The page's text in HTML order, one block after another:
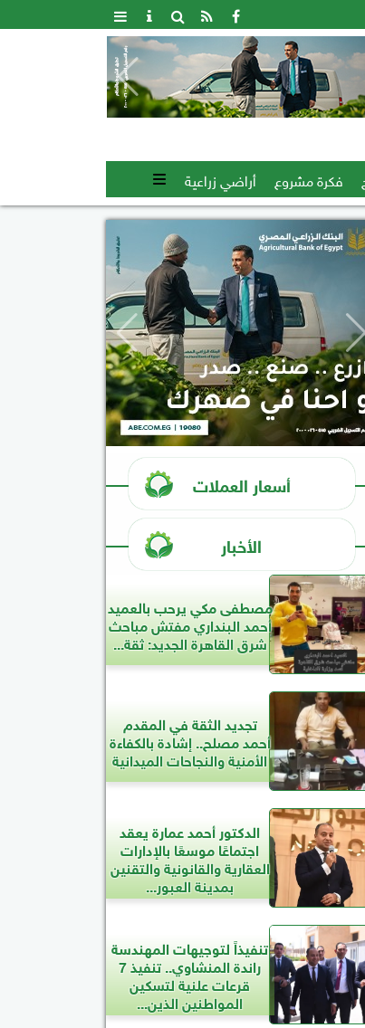
فكرة مشروع أراضي زراعية
أسعار العملات
الأخبار
مصطفى مكي يرحب بالعميد
أحمد البنداري مفتش مباحث
شرق القاهرة الجديد: ثقة...
تجديد الثقة في المقدم
أحمد مصلح.. إشادة بالكفاءة
الأمنية والنجاحات الميدانية
الدكتور أحمد عمارة يعقد
اجتماعًا موسعًا بالإدارات
العقارية والقانونية والتقنين
بمدينة العبور...
تنفيذاً لتوجيهات المهندسة
راندة المنشاوي.. تنفيذ 7
قرعات علنية لتسكين
المواطنين الذين...